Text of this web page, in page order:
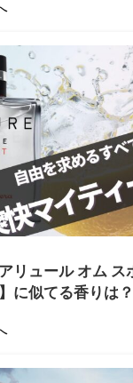
リュール オム ス
に似てる香りは